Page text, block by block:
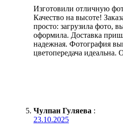
Изготовили отличную
Качество на высоте!
просто: загрузила фото,
оформила. Доставка
надежная. Фотография
цветопередача идеальна.
Чулпан Гуляева :
23.10.2025